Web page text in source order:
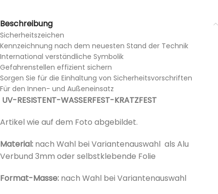
Beschreibung
Sicherheitszeichen
Kennzeichnung nach dem neuesten Stand der Technik
International verständliche Symbolik
Gefahrenstellen effizient sichern
Sorgen Sie für die Einhaltung von Sicherheitsvorschriften
Für den Innen- und Außeneinsatz
UV-RESISTENT-WASSERFEST-KRATZFEST
Artikel wie auf dem Foto abgebildet.
Material: nach Wahl bei Variantenauswahl als Alu
Verbund 3mm oder selbstklebende Folie
Format-Masse: nach Wahl bei Variantenauswahl